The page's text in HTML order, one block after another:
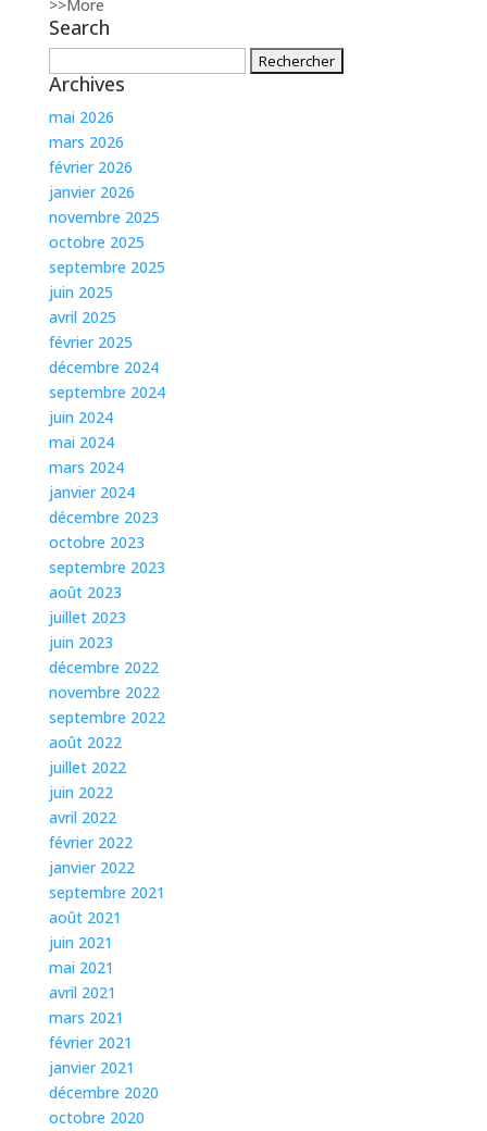
>>More
Search
Archives
mai 2026
mars 2026
février 2026
janvier 2026
novembre 2025
octobre 2025
septembre 2025
juin 2025
avril 2025
février 2025
décembre 2024
septembre 2024
juin 2024
mai 2024
mars 2024
janvier 2024
décembre 2023
octobre 2023
septembre 2023
août 2023
juillet 2023
juin 2023
décembre 2022
novembre 2022
septembre 2022
août 2022
juillet 2022
juin 2022
avril 2022
février 2022
janvier 2022
septembre 2021
août 2021
juin 2021
mai 2021
avril 2021
mars 2021
février 2021
janvier 2021
décembre 2020
octobre 2020